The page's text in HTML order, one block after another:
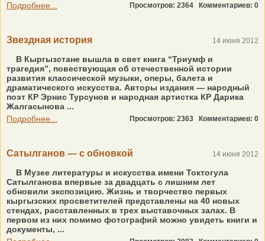
Подробнее...
Просмотров: 2364 Комментариев: 0
Звездная история 14 июня 2012
В Кыргызстане вышла в свет книга “Триумф и
трагедия”, повествующая об отечественной истории
развития классической музыки, оперы, балета и
драматического искусства. Авторы издания — народный
поэт КР Эрнис Турсунов и народная артистка КР Дарика
Жалгасынова ...
Подробнее...
Просмотров: 2363 Комментариев: 0
Сатылганов — с обновкой 14 июня 2012
В Музее литературы и искусства имени Токтогула
Сатылганова впервые за двадцать с лишним лет
обновили экспозицию. Жизнь и творчество первых
кыргызских просветителей представлены на 40 новых
стендах, расставленных в трех выставочных залах. В
первом из них помимо фотографий можно увидеть книги и
документы, ...